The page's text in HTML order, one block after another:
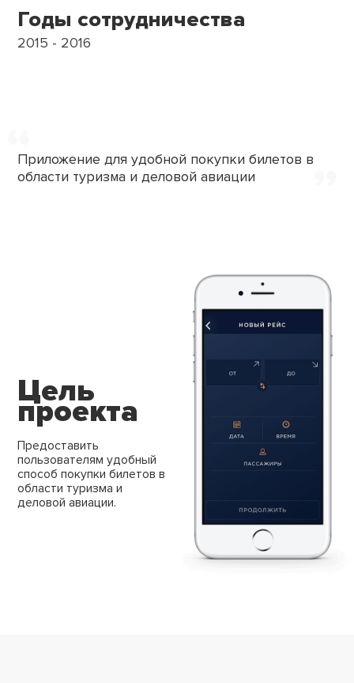
Годы сотрудничества
2015 - 2016
,,
Приложение для удобной покупки билетов в
области туризма и деловойавиации ,,
Цель
проекта
Предоставить
пользователямудобный
способ покупки билетовв
области туризма и
деловой авиации.